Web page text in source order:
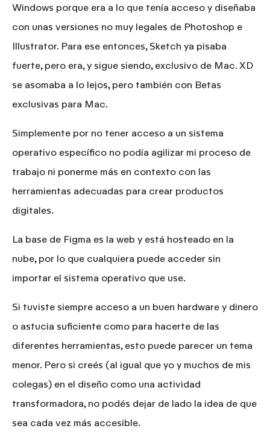
Windows porque era a lo que tenía acceso y diseñaba
con unas versiones no muy legales de Photoshop e
Illustrator. Para ese entonces, Sketch ya pisaba
fuerte, pero era, y sigue siendo, exclusivo de Mac. XD
se asomaba a lo lejos, pero también con Betas
exclusivas para Mac.
Simplemente por no tener acceso a un sistema
operativo específico no podía agilizar mi proceso de
trabajo ni ponerme más en contexto con las
herramientas adecuadas para crear productos
digitales.
La base de Figma es la web y está hosteado en la
nube, por lo que cualquiera puede acceder sin
importar el sistema operativo que use.
Si tuviste siempre acceso a un buen hardware y dinero
o astucia suficiente como para hacerte de las
diferentes herramientas, esto puede parecer un tema
menor. Pero si creés (al igual que yo y muchos de mis
colegas) en el diseño como una actividad
transformadora, no podés dejar de lado la idea de que
sea cada vez más accesible.